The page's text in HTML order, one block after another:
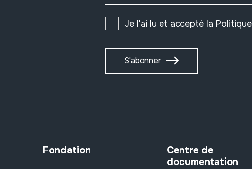
Je l'ai lu et accepté la
S'abonner
Fondation
Centre de
documentation